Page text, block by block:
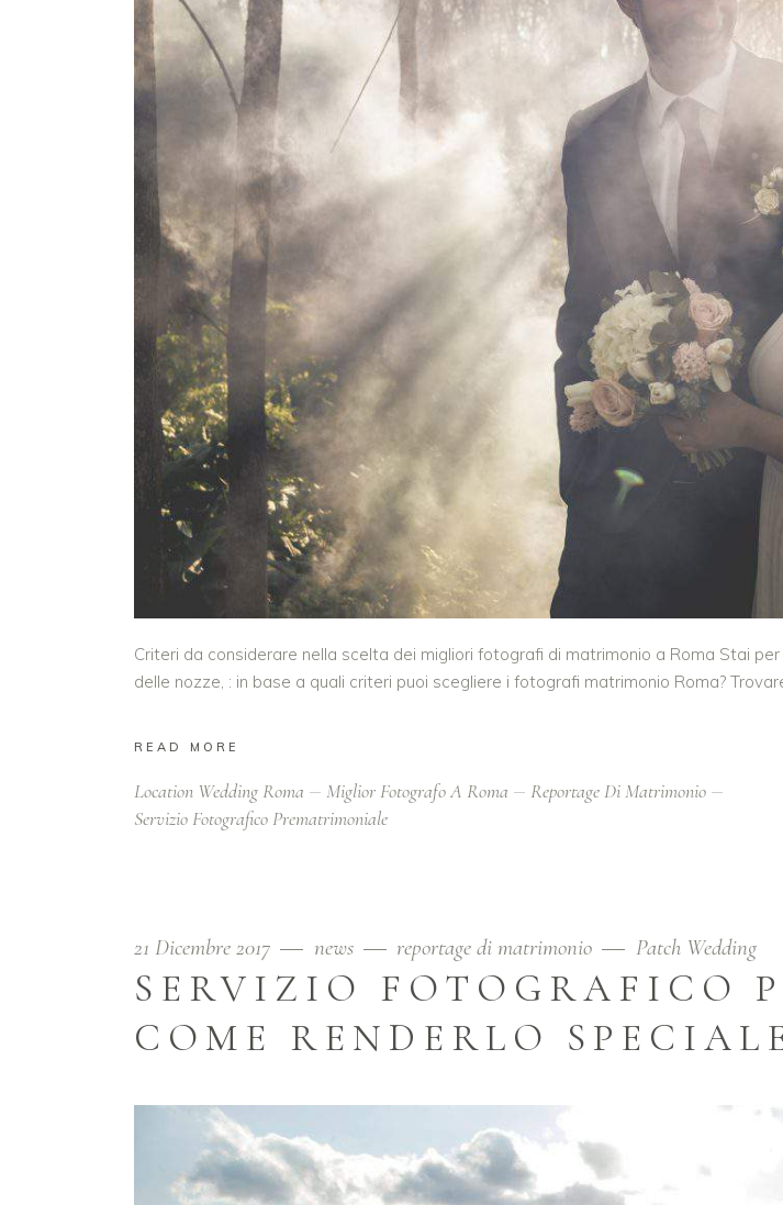
Criteri da considerare nella scelta dei migliori fotografi di matrimonio a Roma Stai
delle nozze, : in base a quali criteri puoi scegliere i fotografi matrimonio Roma?
READ MORE
Location Wedding Roma Miglior Fotografo A Roma
Reportage Di Matrimonio
Servizio Fotografico Prematrimoniale
21 Dicembre 2017 news reportage di matrimonio Patch Wedding
SERVIZIO FOTOGRAFICO
COME RENDERLO